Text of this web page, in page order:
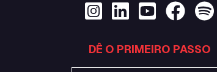
DÊ O PRIMEIRO PASSO